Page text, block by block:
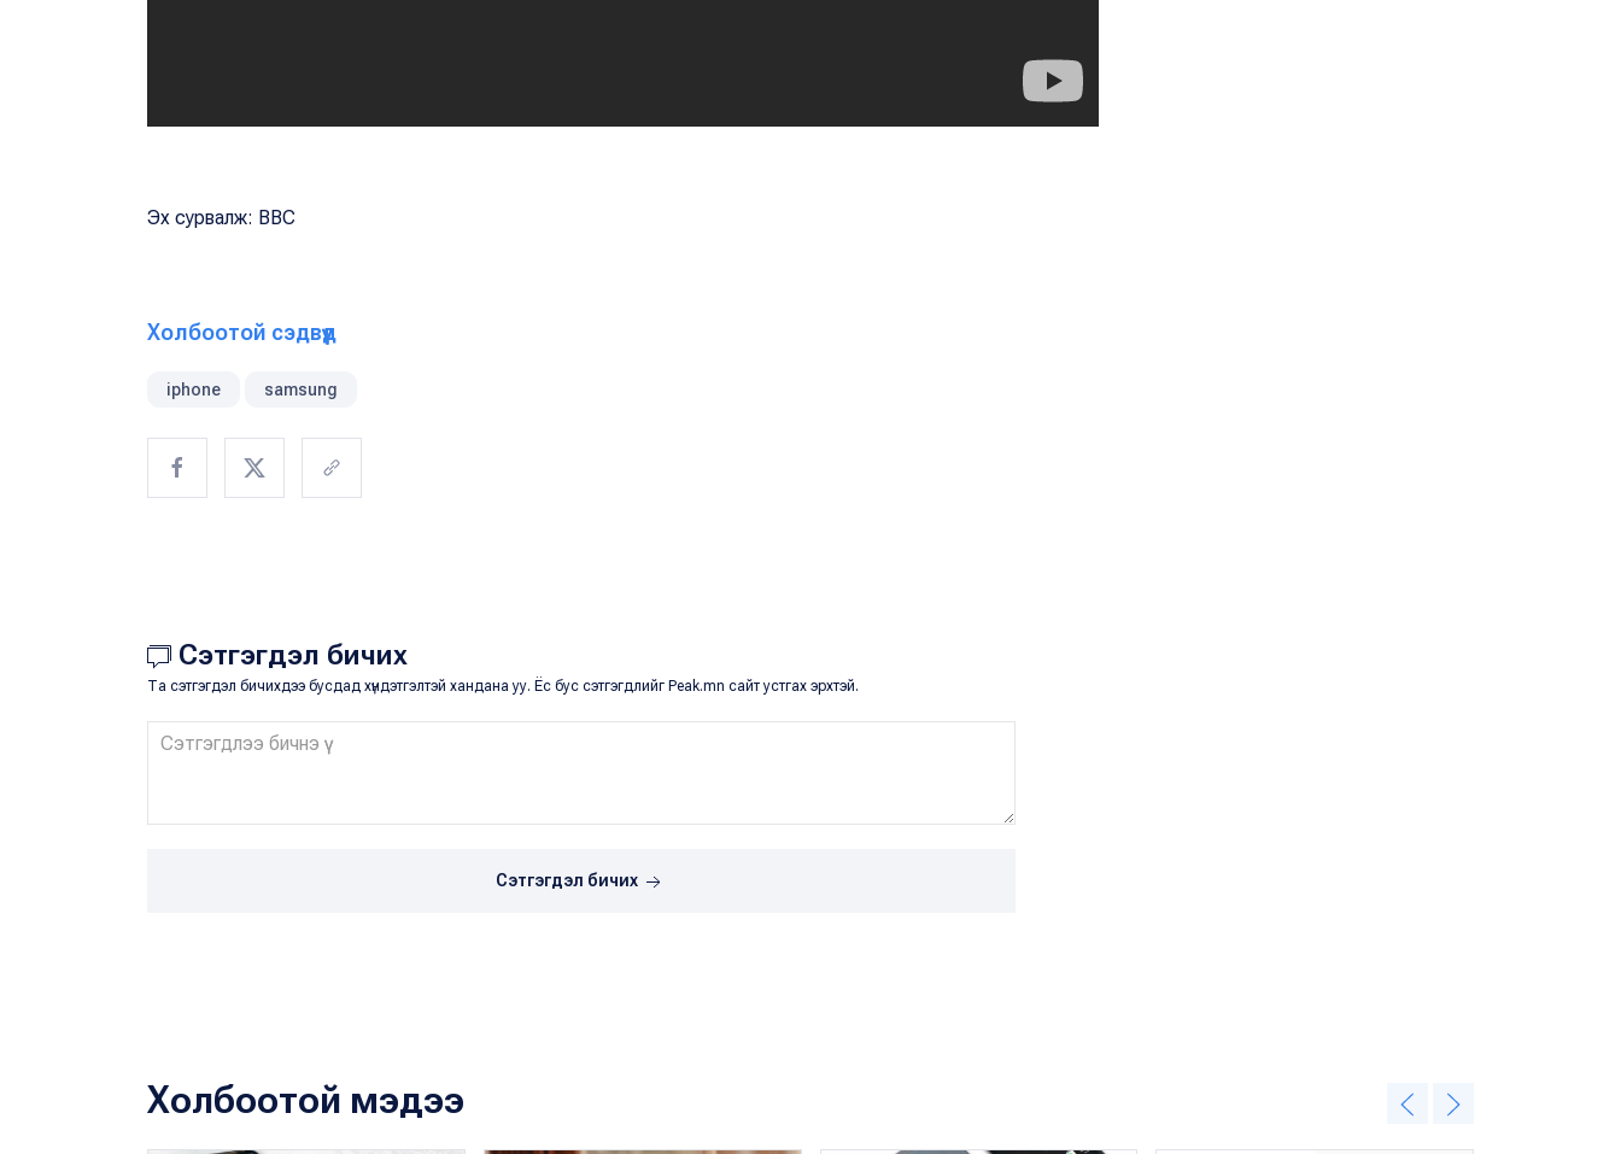
Эх сурвалж: BBC
Холбоотой сэдвүүд
iphone samsung
Сэтгэгдэл бичих
Та сэтгэгдэл бичихдээ бусдад хүндэтгэлтэй хандана уу. Ёс бус сэтгэгдлийг Peak.mn сайт устгах эрхтэй.
Сэтгэгдэл бичих
Холбоотой мэдээ